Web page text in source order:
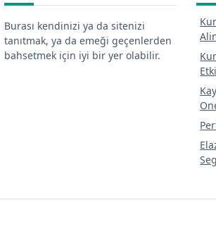
Burası kendinizi ya da sitenizi
tanıtmak, ya da emeği geçenlerden
bahsetmek için iyi bir yer olabilir.